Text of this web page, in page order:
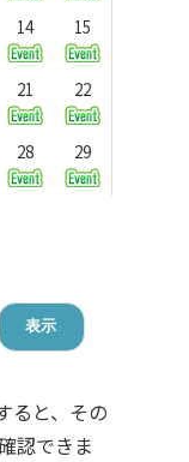
14 15
21 22
28 29
ると、その
認できま